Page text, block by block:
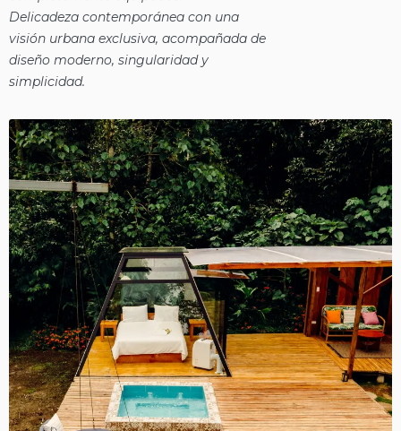
Delicadeza contemporánea con una
visión urbana exclusiva, acompañada de
diseño moderno, singularidad y
simplicidad.